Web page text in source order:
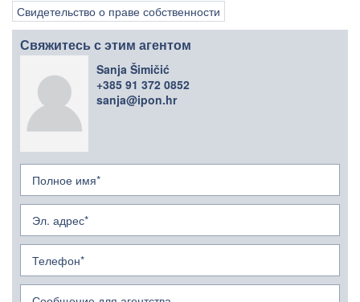
Свидетельство о праве собственности
Свяжитесь с этим агентом
Sanja Šimičić
+385 91 372 0852
sanja@ipon.hr